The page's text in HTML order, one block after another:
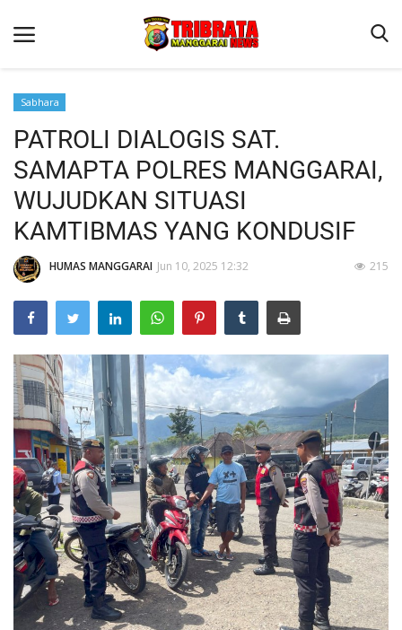
Beranda
Binkam
Kapolres Manggarai Imbau Masyarakat Waspada Cuaca
Kapolres Manggarai Imbau Masyarakat Waspada Cuaca
Reskrim
Lantas
Giat Ops
Polisi Kita
Mitra Polisi
Sabhara
PATROLI DIALOGIS SAT.
SAMAPTA POLRES MANGGARAI,
WUJUDKAN SITUASI
KAMTIBMAS YANG KONDUSIF
HUMAS MANGGARAI Jun 10, 2025 12:32 215